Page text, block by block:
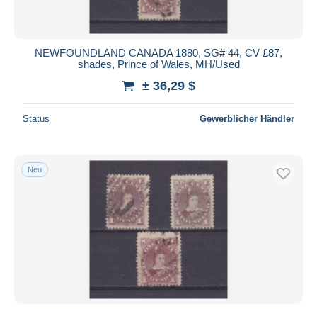
NEWFOUNDLAND CANADA 1880, SG# 44, CV £87,
shades, Prince of Wales, MH/Used
± 36,29 $
Status Gewerblicher Händler
Neu